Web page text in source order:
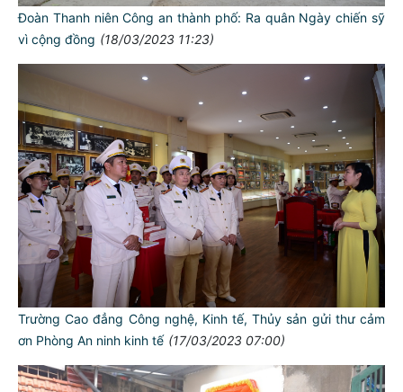
Đoàn Thanh niên Công an thành phố: Ra quân Ngày chiến sỹ
vì cộng đồng (18/03/2023 11:23)
Trường Cao đẳng Công nghệ, Kinh tế, Thủy sản gửi thư cảm
ơn Phòng An ninh kinh tế (17/03/2023 07:00)